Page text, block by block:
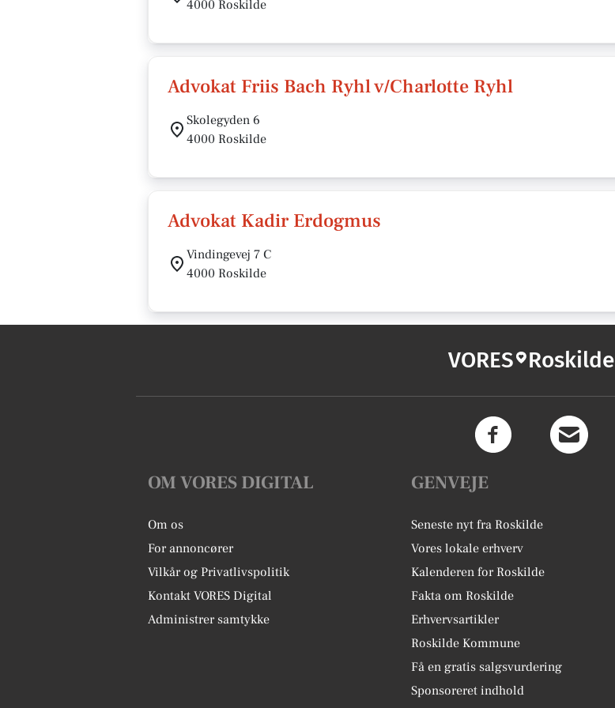
4000 Roskilde
Advokat Friis Bach Ryhl v/Charlotte Ryhl
Skolegyden 6
4000 Roskilde
Advokat Kadir Erdogmus
Vindingevej 7 C
4000 Roskilde
VORES Roskilde
OM VORES DIGITAL
Om os
For annoncører
Vilkår og Privatlivspolitik
Kontakt VORES Digital
Administrer samtykke
GENVEJE
Seneste nyt fra Roskilde
Vores lokale erhverv
Kalenderen for Roskilde
Fakta om Roskilde
Erhvervsartikler
Roskilde Kommune
Få en gratis salgsvurdering
Sponsoreret indhold